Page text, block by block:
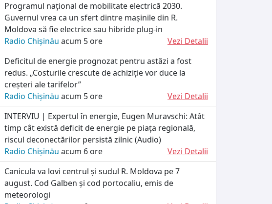
Programul național de mobilitate electrică 2030.
Guvernul vrea ca un sfert dintre mașinile din R.
Moldova să fie electrice sau hibride plug-in
Radio Chișinău acum 5 ore
Vezi Detalii
Deficitul de energie prognozat pentru astăzi a fost
redus. „Costurile crescute de achiziție vor duce la
creșteri ale tarifelor”
Radio Chișinău acum 5 ore
Vezi Detalii
INTERVIU | Expertul în energie, Eugen Muravschi: Atât
timp cât există deficit de energie pe piața regională,
riscul deconectărilor persistă zilnic (Audio)
Radio Chișinău acum 6 ore
Vezi Detalii
Canicula va lovi centrul și sudul R. Moldova pe 7
august. Cod Galben și cod portocaliu, emis de
meteorologi